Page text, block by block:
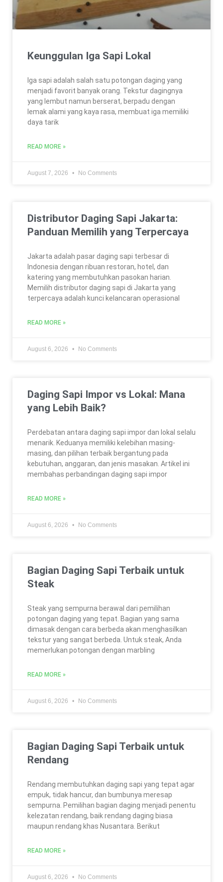
Keunggulan Iga Sapi Lokal
Iga sapi adalah salah satu potongan daging yang
menjadi favorit banyak orang. Tekstur dagingnya
yang lembut namun berserat, berpadu dengan
lemak alami yang kaya rasa, membuat iga memiliki
daya tarik
READ MORE »
August 7, 2026 No Comments
Distributor Daging Sapi Jakarta:
Panduan Memilih yang Terpercaya
Jakarta adalah pasar daging sapi terbesar di
Indonesia dengan ribuan restoran, hotel, dan
katering yang membutuhkan pasokan harian.
Memilih distributor daging sapi di Jakarta yang
terpercaya adalah kunci kelancaran operasional
READ MORE »
August 6, 2026 No Comments
Daging Sapi Impor vs Lokal: Mana
yang Lebih Baik?
Perdebatan antara daging sapi impor dan lokal selalu
menarik. Keduanya memiliki kelebihan masing-
masing, dan pilihan terbaik bergantung pada
kebutuhan, anggaran, dan jenis masakan. Artikel ini
membahas perbandingan daging sapi impor
READ MORE »
August 6, 2026 No Comments
Bagian Daging Sapi Terbaik untuk
Steak
Steak yang sempurna berawal dari pemilihan
potongan daging yang tepat. Bagian yang sama
dimasak dengan cara berbeda akan menghasilkan
tekstur yang sangat berbeda. Untuk steak, Anda
memerlukan potongan dengan marbling
READ MORE »
August 6, 2026 No Comments
Bagian Daging Sapi Terbaik untuk
Rendang
Rendang membutuhkan daging sapi yang tepat agar
empuk, tidak hancur, dan bumbunya meresap
sempurna. Pemilihan bagian daging menjadi penentu
kelezatan rendang, baik rendang daging biasa
maupun rendang khas Nusantara. Berikut
READ MORE »
August 6, 2026 No Comments